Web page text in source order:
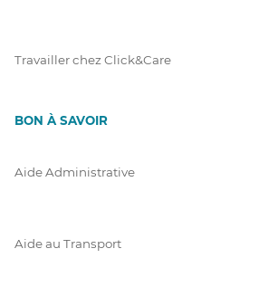
Travailler chez Click&Care
BON À SAVOIR
Aide Administrative
Aide au Transport